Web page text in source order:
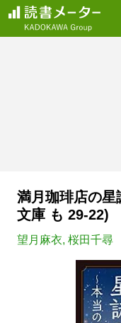
満月珈琲店の
文庫 も 29-22)
望月麻衣, 桜田千尋